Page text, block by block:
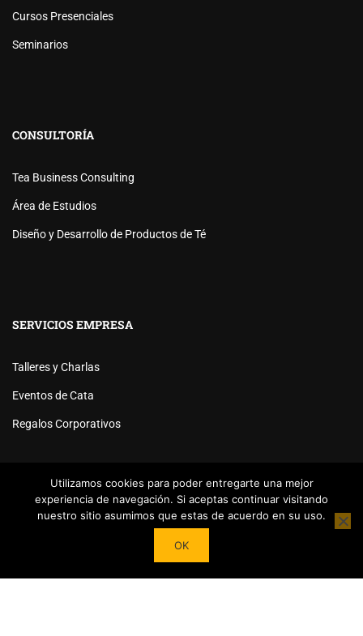
Cursos Presenciales
Seminarios
CONSULTORÍA
Tea Business Consulting
Área de Estudios
Diseño y Desarrollo de Productos de Té
SERVICIOS EMPRESA
Talleres y Charlas
Eventos de Cata
Regalos Corporativos
Powered byTea Institute Latinoamérica ® 2026. Todos Los
Utilizamos cookies para poder entregarte una mejor
experiencia de navegación. Si aceptas continuar visitando
nuestro sitio asumimos que estas de acuerdo en su uso.
OK